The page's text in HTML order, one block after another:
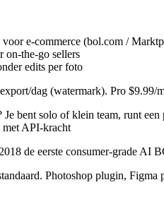
voor e-commerce (bol.com /
on-the-go sellers
edits per foto
dag (watermark). Pro
Je bent solo of klein team, runt
API-kracht
de eerste consumer-grade AI
Photoshop plugin,